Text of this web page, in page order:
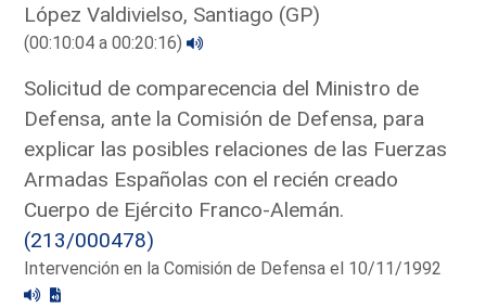
López Valdivielso, Santiago (GP)
(00:10:04 a 00:20:16)
Solicitud de comparecencia del Ministro de
Defensa, ante la Comisión de Defensa, para
explicar las posibles relaciones de las Fuerzas
Armadas Españolas con el recién creado
Cuerpo de Ejército Franco-Alemán.
(213/000478)
Intervención en la Comisión de Defensa el 10/11/1992